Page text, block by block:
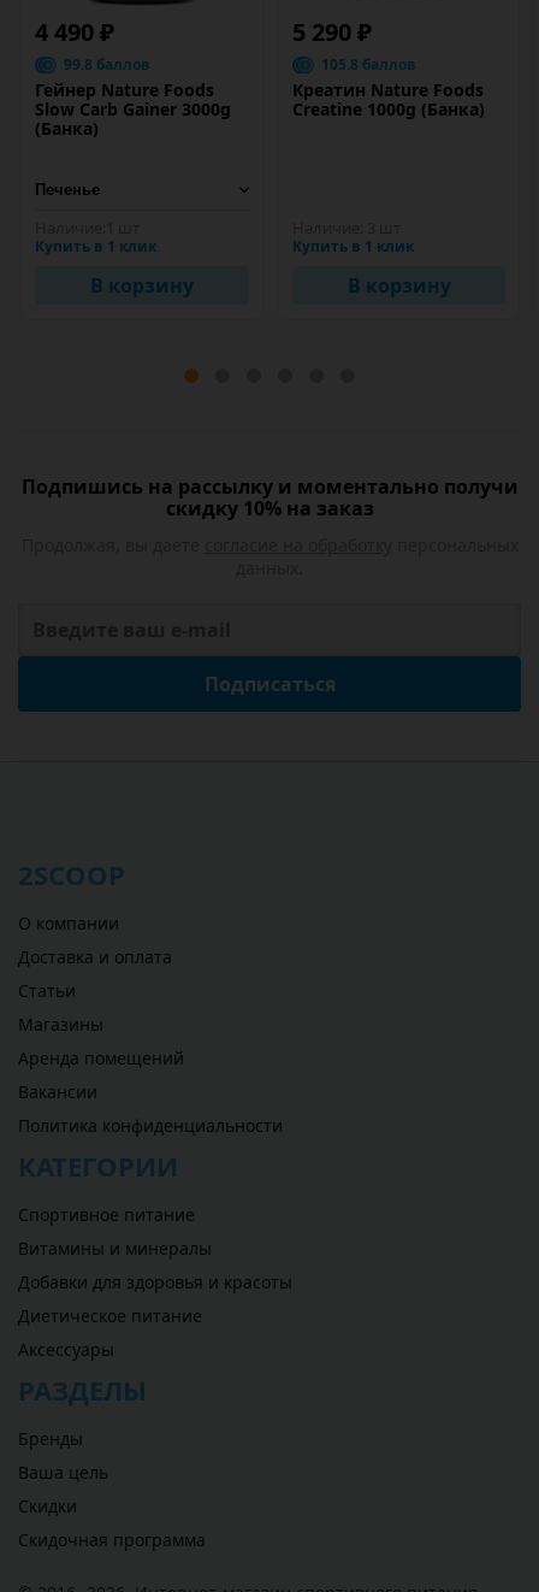
4 490 ₽
99.8 баллов
Гейнер Nature Foods
Slow Carb Gainer 3000g
(Банка)
Купить в 1 клик
В корзину
5 290 ₽
105.8 баллов
Креатин Nature Foods
Creatine 1000g (Банка)
Купить в 1 клик
В корзину
Подпишись на рассылку и моментально получи
скидку 10% на заказ
Подписаться
2SCOOP
О компании
Доставка и оплата
Статьи
Магазины
Аренда помещений
Вакансии
Политика конфиденциальности
КАТЕГОРИИ
Спортивное питание
Витамины и минералы
Добавки для здоровья и красоты
Диетическое питание
Аксессуары
РАЗДЕЛЫ
Бренды
Ваша цель
Скидки
Скидочная программа